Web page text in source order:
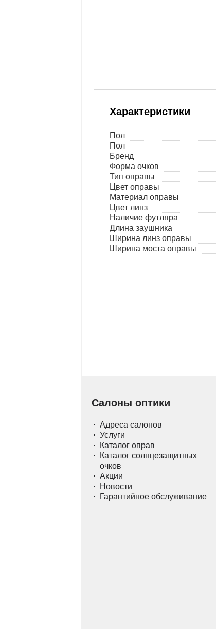
Характеристики
Пол
Пол
Бренд
Форма очков
Тип оправы
Цвет оправы
Материал оправы
Цвет линз
Наличие футляра
Длина заушника
Ширина линз оправы
Ширина моста оправы
Салоны оптики
Адреса салонов
Услуги
Каталог оправ
Каталог солнцезащитных
очков
Акции
Новости
Гарантийное обслуживание